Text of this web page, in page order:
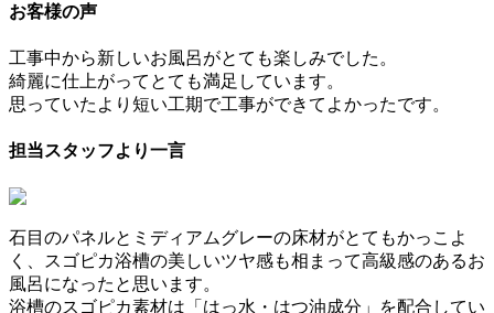
お客様の声
工事中から新しいお風呂がとても楽しみでした。
綺麗に仕上がってとても満足しています。
思っていたより短い工期で工事ができてよかったです。
担当スタッフより一言
石目のパネルとミディアムグレーの床材がとてもかっこよ
く、スゴピカ浴槽の美しいツヤ感も相まって高級感のあるお
風呂になったと思います。
浴槽のスゴピカ素材は「はっ水・はつ油成分」を配合してい